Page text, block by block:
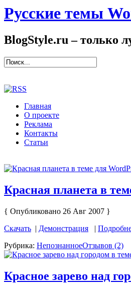
Русские темы
BlogStyle.ru – только
Главная
О проекте
Реклама
Контакты
Статьи
Красная планета в
{ Опубликовано 26 Авг 2007 }
Скачать | Демонстрация |
Рубрика: НепознанноеОтзывов (2)
Красное зарево над